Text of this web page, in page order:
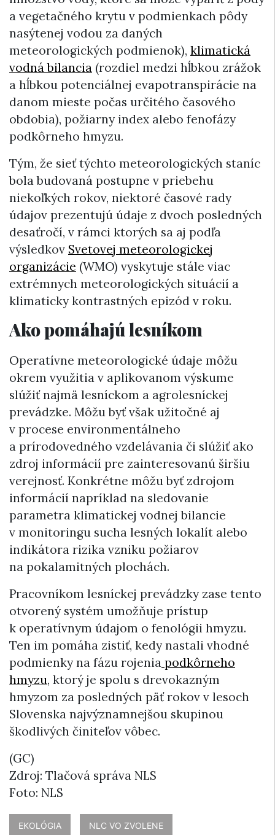
a vegetačného krytu v podmienkach pôdy
nasýtenej vodou za daných
meteorologických podmienok), klimatická
vodná bilancia (rozdiel medzi hĺbkou zrážok
a hĺbkou potenciálnej evapotranspirácie na
danom mieste počas určitého časového
obdobia), požiarny index alebo fenofázy
podkôrneho hmyzu.
Tým, že sieť týchto meteorologických staníc
bola budovaná postupne v priebehu
niekoľkých rokov, niektoré časové rady
údajov prezentujú údaje z dvoch posledných
desaťročí, v rámci ktorých sa aj podľa
výsledkov Svetovej meteorologickej
organizácie (WMO) vyskytuje stále viac
extrémnych meteorologických situácií a
klimaticky kontrastných epizód v roku.
Ako pomáhajú lesníkom
Operatívne meteorologické údaje môžu
okrem využitia v aplikovanom výskume
slúžiť najmä lesníckom a agrolesníckej
prevádzke. Môžu byť však užitočné aj
v procese environmentálneho
a prírodovedného vzdelávania či slúžiť ako
zdroj informácií pre zainteresovanú širšiu
verejnosť. Konkrétne môžu byť zdrojom
informácií napríklad na sledovanie
parametra klimatickej vodnej bilancie
v monitoringu sucha lesných lokalít alebo
indikátora rizika vzniku požiarov
na pokalamitných plochách.
Pracovníkom lesníckej prevádzky zase tento
otvorený systém umožňuje prístup
k operatívnym údajom o fenológii hmyzu.
Ten im pomáha zistiť, kedy nastali vhodné
podmienky na fázu rojenia podkôrneho
hmyzu, ktorý je spolu s drevokazným
hmyzom za posledných päť rokov v lesoch
Slovenska najvýznamnejšou skupinou
škodlivých činiteľov vôbec.
(GC)
Zdroj: Tlačová správa NLS
Foto: NLS
EKOLÓGIA NLC VO ZVOLENE